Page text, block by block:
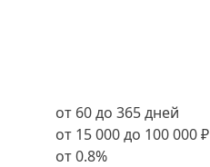
от 60 до 365 дней
от 15 000 до 100 000 ₽
от 0.8%